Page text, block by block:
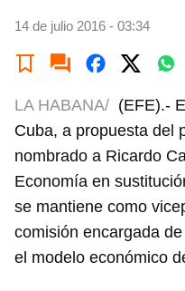
14 de julio 2016 - 03:34
LA HABANA/ (EFE).-
Cuba, a propuesta del
nombrado a Ricardo
Economía en
se mantiene como
comisión encargada
el modelo económico